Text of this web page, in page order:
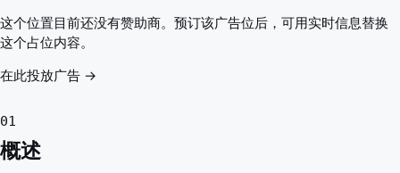
这个位置目前还没有赞助商。预订该广告位后，可用实时信息替换
这个占位内容。
在此投放广告 →
01
概述